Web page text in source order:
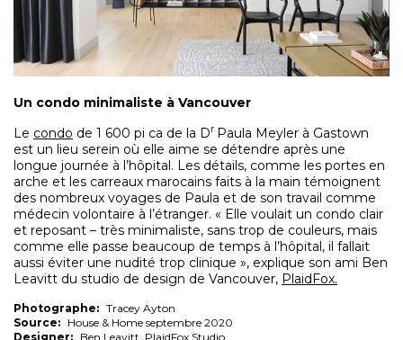
Un condo minimaliste à Vancouver
Le condo de 1 600 pi ca de la Dr Paula Meyler à Gastown
est un lieu serein où elle aime se détendre après une
longue journée à l’hôpital. Les détails, comme les portes en
arche et les carreaux marocains faits à la main témoignent
des nombreux voyages de Paula et de son travail comme
médecin volontaire à l’étranger. « Elle voulait un condo clair
et reposant – très minimaliste, sans trop de couleurs, mais
comme elle passe beaucoup de temps à l’hôpital, il fallait
aussi éviter une nudité trop clinique », explique son ami Ben
Leavitt du studio de design de Vancouver, PlaidFox.
Photographe: Tracey Ayton
Source: House & Home septembre 2020
Designer: Ben Leavitt, PlaidFox Studio